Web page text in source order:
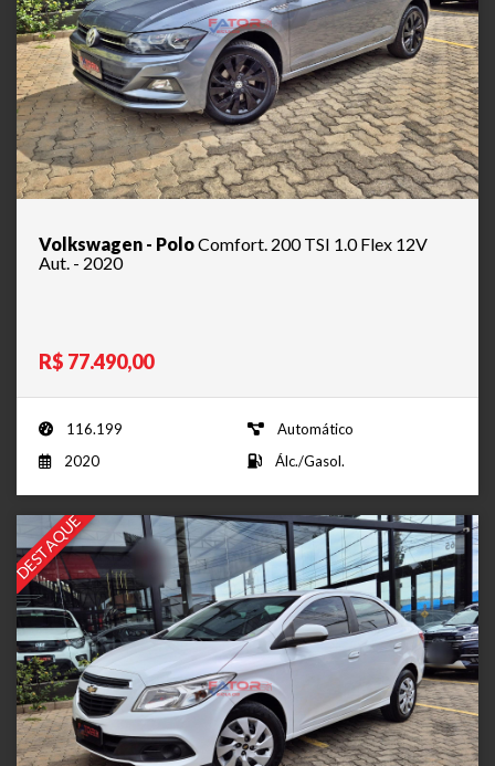
Volkswagen - PoloComfort. 200 TSI 1.0 Flex 12V
Aut. - 2020
R$ 77.490,00
116.199
Automático
2020
Álc./Gasol.
DESTAQUE